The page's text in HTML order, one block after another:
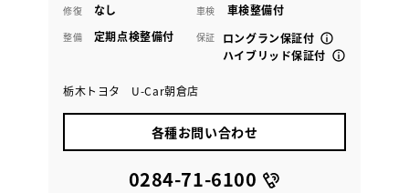
修復 なし 車検 車検整備付
整備 定期点検整備付 保証
ロングラン保証付
ハイブリッド保証付
栃木トヨタ U-Car朝倉店
各種お問い合わせ
0284-71-6100